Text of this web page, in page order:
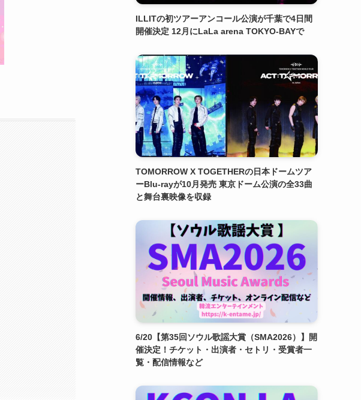
ILLITの初ツアーアンコール公演が千葉で4日間
開催決定 12月にLaLa arena TOKYO-BAYで
TOMORROW X TOGETHERの日本ドームツア
ーBlu-rayが10月発売 東京ドーム公演の全33曲
と舞台裏映像を収録
6/20【第35回ソウル歌謡大賞（SMA2026）】開
催決定！チケット・出演者・セトリ・受賞者一
覧・配信情報など